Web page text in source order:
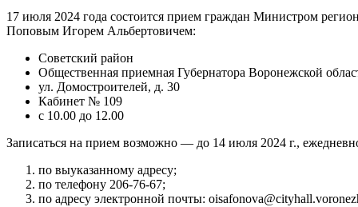
17 июля 2024 года состоится прием граждан Министром
Поповым Игорем Альбертовичем:
Советский район
Общественная приемная Губернатора Воронежской
ул. Домостроителей, д. 30
Кабинет № 109
с 10.00 до 12.00
Записаться на прием возможно — до 14 июля 2024 г.,
по выуказанному адресу;
по телефону 206-76-67;
по адресу электронной почты: